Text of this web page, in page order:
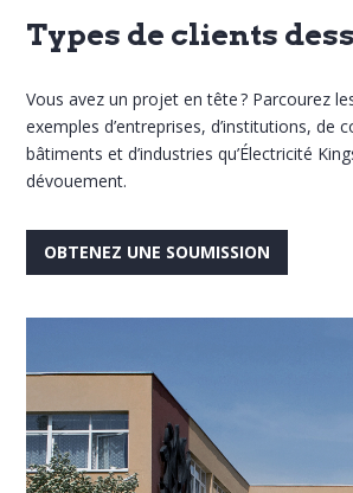
Types de clients
Vous avez un projet en tête ? Parcourez
exemples d’entreprises, d’institutions, de
bâtiments et d’industries qu’Électricité
dévouement.
OBTENEZ UNE SOUMISSION